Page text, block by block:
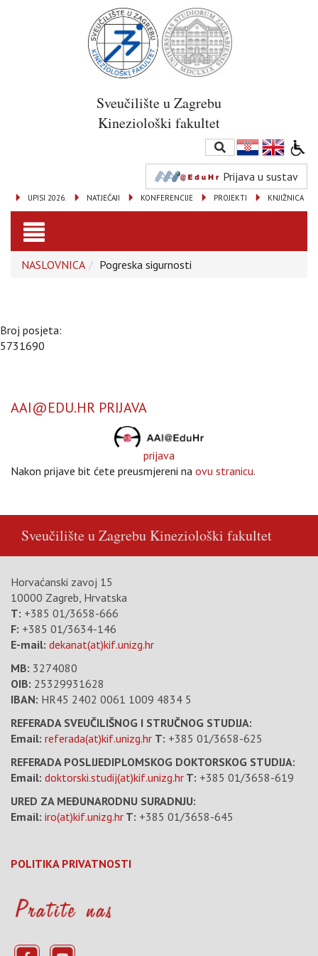
Sveučilište u Zagrebu
Kineziološki fakultet
Prijava u sustav
KNJIŽNICA
PROJEKTI
KONFERENCIJE
NATJEČAJI
UPISI 2026.
Toggle
navigation
NASLOVNICA Pogreska sigurnosti
Broj posjeta:
5731690
AAI@EDU.HR PRIJAVA
prijava
Nakon prijave bit ćete preusmjereni na ovu stranicu.
Sveučilište u ZagrebuKineziološki fakultet
Horvaćanski zavoj 15
10000 Zagreb, Hrvatska
T: +385 01/3658-666
F: +385 01/3634-146
E-mail: dekanat(at)kif.unizg.hr
MB: 3274080
OIB: 25329931628
IBAN: HR45 2402 0061 1009 4834 5
REFERADA SVEUČILIŠNOG I STRUČNOG STUDIJA:
Email: referada(at)kif.unizg.hr T: +385 01/3658-625
REFERADA POSLIJEDIPLOMSKOG DOKTORSKOG STUDIJA:
Email: doktorski.studij(at)kif.unizg.hr T: +385 01/3658-619
URED ZA MEĐUNARODNU SURADNJU:
Email: iro(at)kif.unizg.hr T: +385 01/3658-645
POLITIKA PRIVATNOSTI